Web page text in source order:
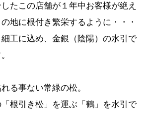
たこの店舗が１年中お客様が絶え
地に根付き繁栄するように・・・
工に込め、金銀（陰陽）の水引で
る事ない常緑の松。
根引き松」を運ぶ「鶴」を水引で